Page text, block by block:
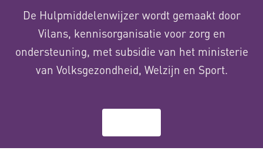
De Hulpmiddelenwijzer wordt gemaakt door
Vilans, kennisorganisatie voor zorg en
ondersteuning, met subsidie van het ministerie
van Volksgezondheid, Welzijn en Sport.